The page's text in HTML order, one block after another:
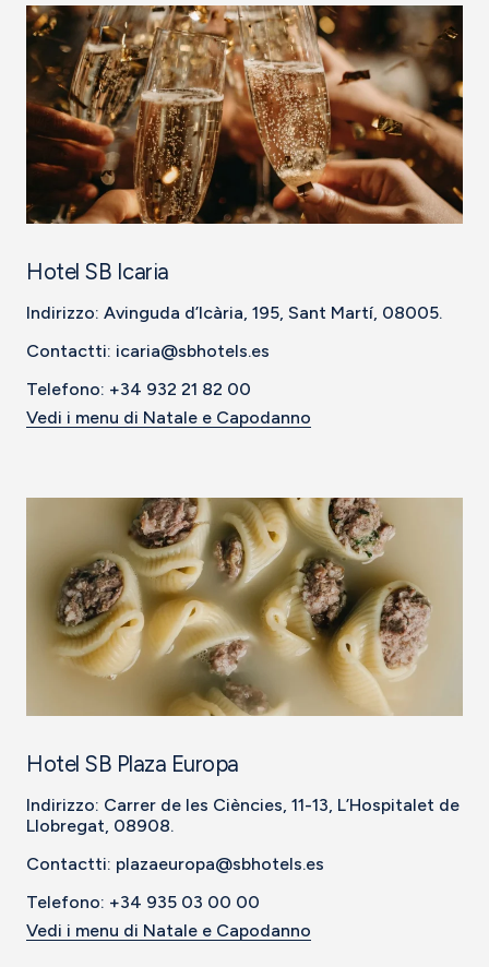
Hotel SB Icaria
Indirizzo: Avinguda d’Icària, 195, Sant Martí, 08005.
Contactti: icaria@sbhotels.es
Telefono: +34 932 21 82 00
Vedi i menu di Natale e Capodanno
Hotel SB Plaza Europa
Indirizzo: Carrer de les Ciències, 11-13, L’Hospitalet de
Llobregat, 08908.
Contactti: plazaeuropa@sbhotels.es
Telefono: +34 935 03 00 00
Vedi i menu di Natale e Capodanno